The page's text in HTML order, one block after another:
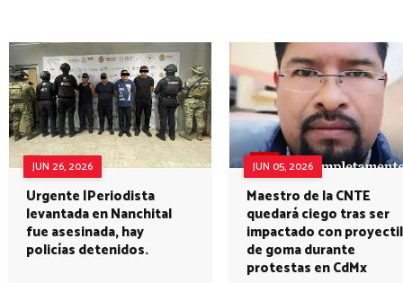
JUN 26, 2026
Urgente |Periodista
levantada en Nanchital
fue asesinada, hay
policías detenidos.
JUN 05, 2026
Maestro de la CNTE
quedará ciego tras ser
impactado con proyectil
de goma durante
protestas en CdMx